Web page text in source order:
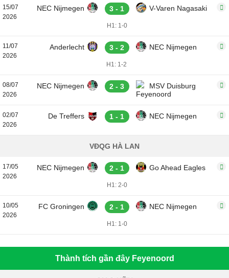
15/07
2026
NEC Nijmegen 3 - 1 V-Varen Nagasaki
H1: 1-0
11/07
2026
Anderlecht 3 - 2 NEC Nijmegen
H1: 1-2
08/07
2026
NEC Nijmegen 2 - 3 MSV Duisburg
02/07
2026
De Treffers 1 - 1 NEC Nijmegen
VĐQG HÀ LAN
17/05
2026
NEC Nijmegen 2 - 1 Go Ahead Eagles
H1: 2-0
10/05
2026
FC Groningen 2 - 1 NEC Nijmegen
H1: 1-0
Thành tích gần đây Feyenoord